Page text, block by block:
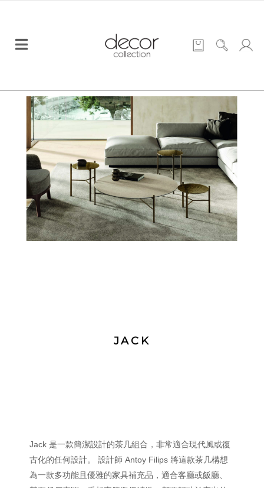
JACK
Jack 是一款簡潔設計的茶几組合，非常適合現代風或復
古化的任何設計。 設計師 Antoy Filips 將這款茶几構想
為一款多功能且優雅的家具補充品，適合客廳或飯廳、